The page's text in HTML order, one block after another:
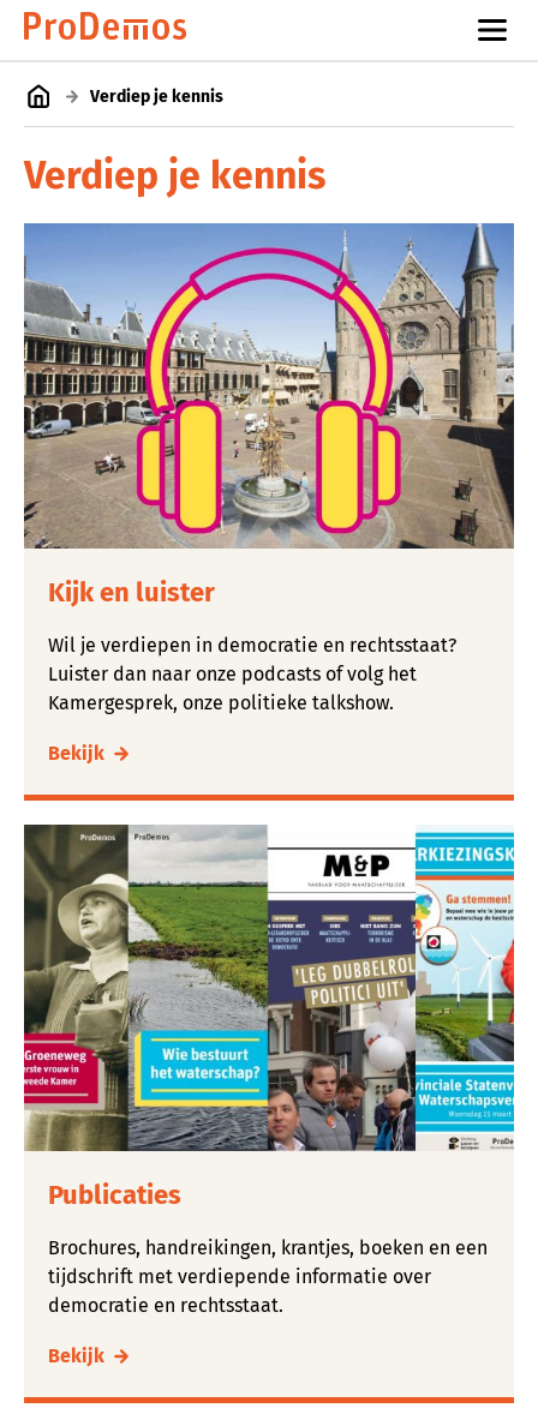
Verdiep je kennis
Verdiep je kennis
Kijk en luister
Wil je verdiepen in democratie en rechtsstaat?
Luister dan naar onze podcasts of volg het
Kamergesprek, onze politieke talkshow.
Bekijk
Publicaties
Brochures, handreikingen, krantjes, boeken en een
tijdschrift met verdiepende informatie over
democratie en rechtsstaat.
Bekijk